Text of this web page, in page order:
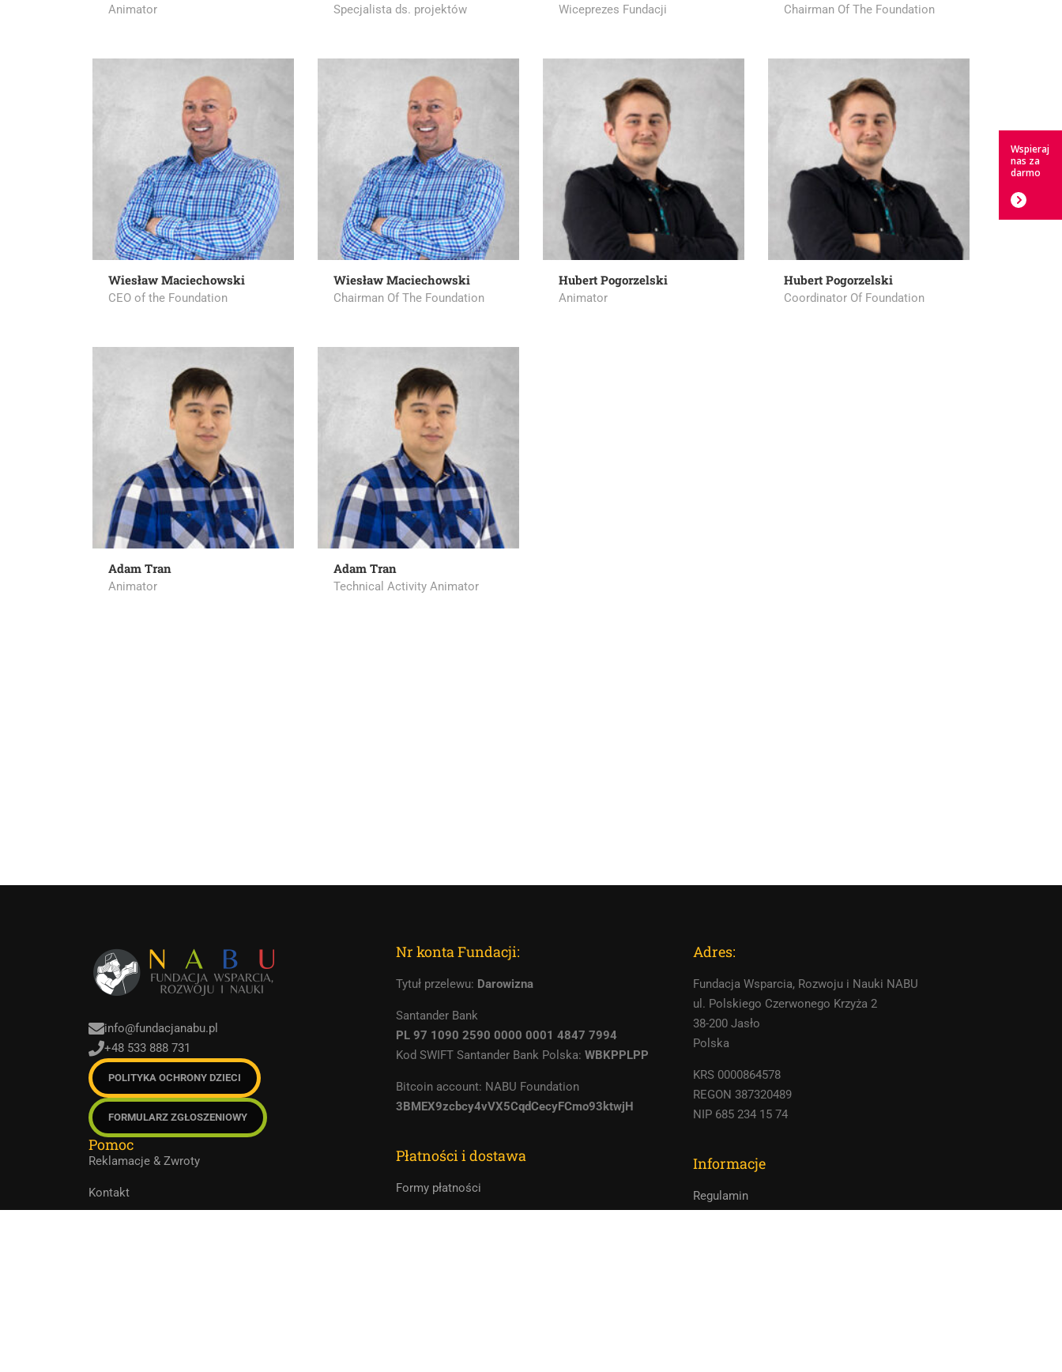
Animator Specjalista ds. projektów Wiceprezes Fundacji Chairman Of The Foundation
Wiesław Maciechowski
CEO of the Foundation
Wiesław Maciechowski
Chairman Of The Foundation
Hubert Pogorzelski
Animator
Hubert Pogorzelski
Coordinator Of Foundation
Adam Tran
Animator
Adam Tran
Technical Activity Animator
info@fundacjanabu.pl
+48 533 888 731
POLITYKA OCHRONY DZIECI
FORMULARZ ZGŁOSZENIOWY
Pomoc
Reklamacje & Zwroty
Kontakt
Nr konta Fundacji:
Tytuł przelewu: Darowizna
Santander Bank
PL 97 1090 2590 0000 0001 4847 7994
Kod SWIFT Santander Bank Polska:WBKPPLPP
Bitcoin account: NABU Foundation
3BMEX9zcbcy4vVX5CqdCecyFCmo93ktwjH
Płatności i dostawa
Formy płatności
Adres:
Fundacja Wsparcia, Rozwoju i Nauki NABU
ul. Polskiego Czerwonego Krzyża 2
38-200 Jasło
Polska
KRS 0000864578
REGON 387320489
NIP 685 234 15 74
Informacje
Regulamin
Wspieraj
nas za
darmo